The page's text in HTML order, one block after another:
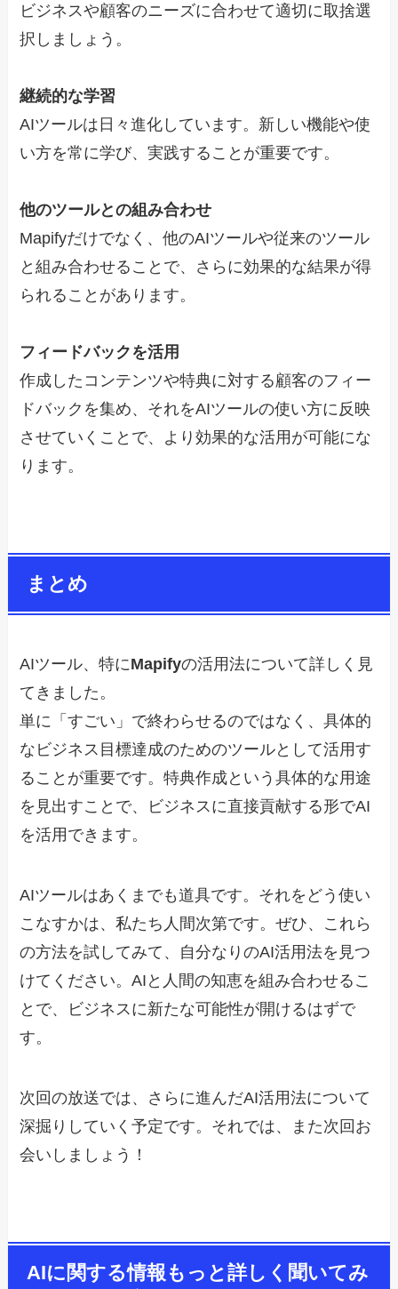
ビジネスや顧客のニーズに合わせて適切に取捨選
択しましょう。
継続的な学習
AIツールは日々進化しています。新しい機能や使
い方を常に学び、実践することが重要です。
他のツールとの組み合わせ
Mapifyだけでなく、他のAIツールや従来のツール
と組み合わせることで、さらに効果的な結果が得
られることがあります。
フィードバックを活用
作成したコンテンツや特典に対する顧客のフィー
ドバックを集め、それをAIツールの使い方に反映
させていくことで、より効果的な活用が可能にな
ります。
まとめ
AIツール、特にMapifyの活用法について詳しく見
てきました。
単に「すごい」で終わらせるのではなく、具体的
なビジネス目標達成のためのツールとして活用す
ることが重要です。特典作成という具体的な用途
を見出すことで、ビジネスに直接貢献する形でAI
を活用できます。
AIツールはあくまでも道具です。それをどう使い
こなすかは、私たち人間次第です。ぜひ、これら
の方法を試してみて、自分なりのAI活用法を見つ
けてください。AIと人間の知恵を組み合わせるこ
とで、ビジネスに新たな可能性が開けるはずで
す。
次回の放送では、さらに進んだAI活用法について
深掘りしていく予定です。それでは、また次回お
会いしましょう！
AIに関する情報もっと詳しく聞いてみ